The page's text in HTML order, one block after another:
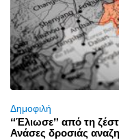
Δημοφιλή
“Έλιωσε” από τη
Ανάσες δροσιάς